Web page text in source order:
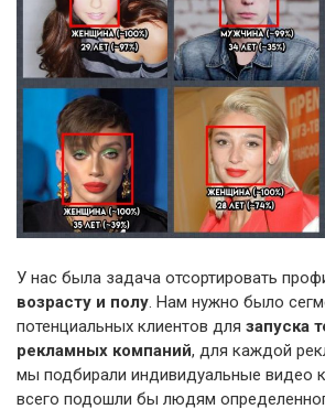
У нас была задача отсортировать
возрасту и полу. Нам нужно было
потенциальных клиентов для запуска
рекламных компаний, для каждой
мы подбирали индивидуальные видео
всего подошли бы людям